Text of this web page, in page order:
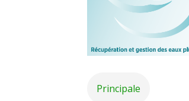
Principale